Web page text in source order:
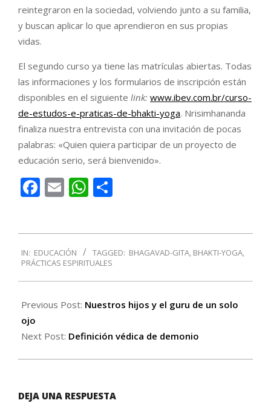
reintegraron en la sociedad, volviendo junto a su familia,
y buscan aplicar lo que aprendieron en sus propias
vidas.
El segundo curso ya tiene las matrículas abiertas. Todas
las informaciones y los formularios de inscripción están
disponibles en el siguiente link: www.ibev.com.br/curso-
de-estudos-e-praticas-de-bhakti-yoga. Nrisimhananda
finaliza nuestra entrevista con una invitación de pocas
palabras: «Quien quiera participar de un proyecto de
educación serio, será bienvenido».
Facebook
EmailWhatsApp
01-
IN: EDUCACIÓN TAGGED: BHAGAVAD-GITA, BHAKTI-YOGA,
PRÁCTICAS ESPIRITUALES
Previous Post: Nuestros hijos y el guru de un solo
ojo
Next Post: Definición védica de demonio
DEJA UNA RESPUESTA